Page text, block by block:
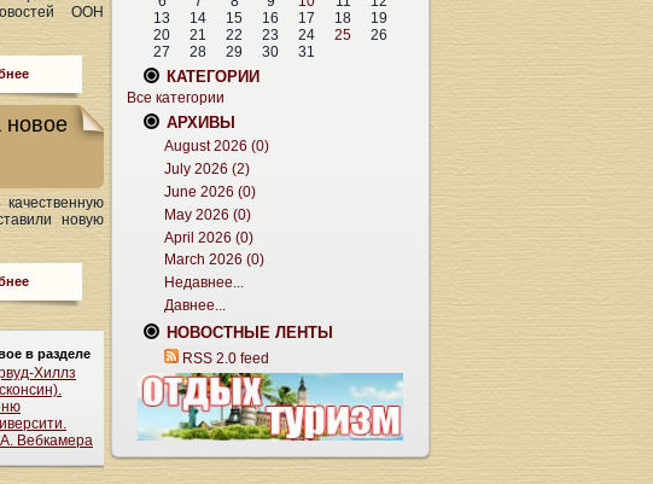
ООН
новое
новую
13
14 15 16 17 18
19
20
21 22 23 24 25
26
27
28 29 30 31
КАТЕГОРИИ
Все категории
АРХИВЫ
August 2026 (0)
July 2026 (2)
June 2026 (0)
May 2026 (0)
April 2026 (0)
March 2026 (0)
Недавнее...
Давнее...
НОВОСТНЫЕ ЛЕНТЫ
RSS 2.0 feed